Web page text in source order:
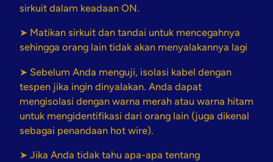
sirkuit dalam keadaan ON.
➤ Matikan sirkuit dan tandai untuk mencegahnya
sehingga orang lain tidak akan menyalakannya lagi
➤ Sebelum Anda menguji, isolasi kabel dengan
tespen jika ingin dinyalakan. Anda dapat
mengisolasi dengan warna merah atau warna hitam
untuk mengidentifikasi dari orang lain (juga dikenal
sebagai penandaan hot wire).
➤ Jika Anda tidak tahu apa-apa tentang